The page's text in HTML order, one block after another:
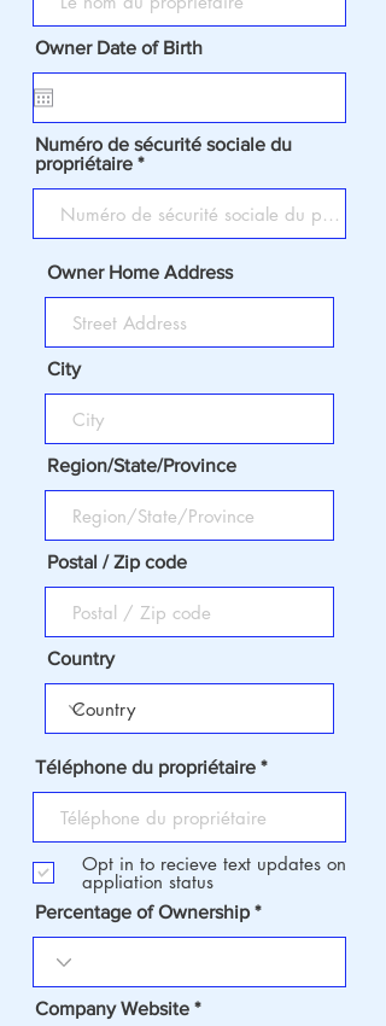
Owner Date of Birth
Numéro de sécurité sociale du
propriétaire
Owner Home Address
City
Region/State/Province
Postal / Zip code
Country
Téléphone du propriétaire
Opt in to recieve text updates on
appliation status
Percentage of Ownership
Company Website